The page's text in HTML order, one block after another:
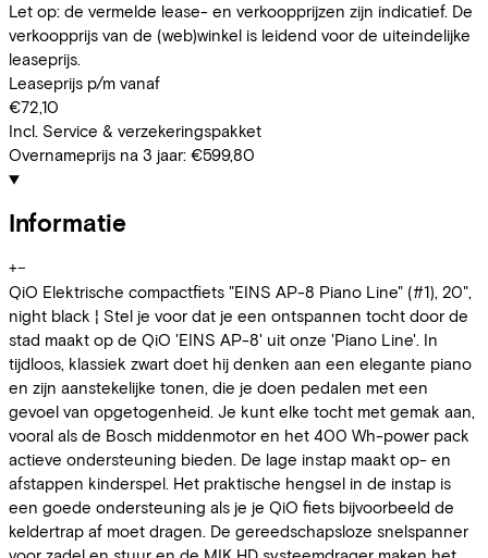
Let op: de vermelde lease- en verkoopprijzen zijn indicatief. De
verkoopprijs van de (web)winkel is leidend voor de uiteindelijke
leaseprijs.
Leaseprijs p/m vanaf
€72,10
Incl. Service & verzekeringspakket
Overnameprijs na 3 jaar: €599,80
Informatie
+−
QiO Elektrische compactfiets "EINS AP-8 Piano Line" (#1), 20",
night black ¦ Stel je voor dat je een ontspannen tocht door de
stad maakt op de QiO 'EINS AP-8' uit onze 'Piano Line'. In
tijdloos, klassiek zwart doet hij denken aan een elegante piano
en zijn aanstekelijke tonen, die je doen pedalen met een
gevoel van opgetogenheid. Je kunt elke tocht met gemak aan,
vooral als de Bosch middenmotor en het 400 Wh-power pack
actieve ondersteuning bieden. De lage instap maakt op- en
afstappen kinderspel. Het praktische hengsel in de instap is
een goede ondersteuning als je je QiO fiets bijvoorbeeld de
keldertrap af moet dragen. De gereedschapsloze snelspanner